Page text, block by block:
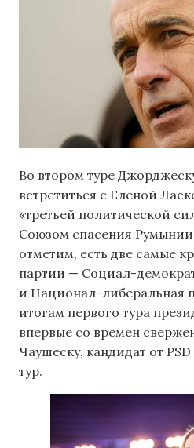
Во втором туре
встретиться с Еленой
«третьей политической
Союзом спасения Румынии
отметим, есть две самые
партии — Социал-
и Национал-либеральная
итогам первого тура
впервые со времен
Чаушеску, кандидат от
тур.